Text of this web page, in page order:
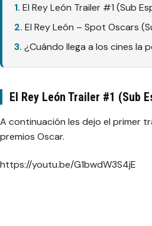
El Rey León Trailer #1 (Sub
El Rey León – Spot Oscars
¿Cuándo llega a los cines la
El Rey León Trailer #1 (Sub
A continuación les dejo el primer
premios Oscar.
https://youtu.be/G1bwdW3S4jE